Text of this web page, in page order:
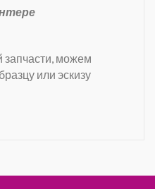
можем
или эскизу